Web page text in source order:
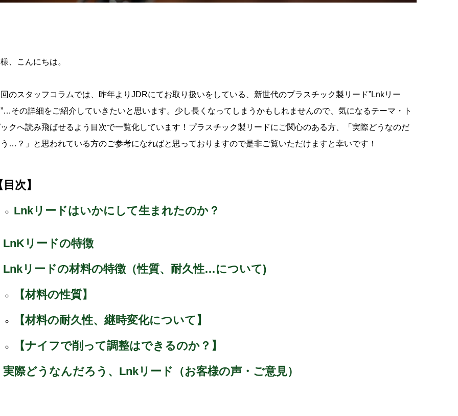
、こんにちは。
のスタッフコラムでは、昨年よりJDRにてお取り扱いをしている、新世代のプラスチック製リード”Lnkリー
その詳細をご紹介していきたいと思います。少し長くなってしまうかもしれませんので、気になるテーマ・ト
クへ読み飛ばせるよう目次で一覧化しています！プラスチック製リードにご関心のある方、「実際どうなのだ
…？」と思われている方のご参考になればと思っておりますので是非ご覧いただけますと幸いです！
次】
Lnkリードはいかにして生まれたのか？
LnKリードの特徴
Lnkリードの材料の特徴（性質、耐久性…について)
【材料の性質】
【材料の耐久性、継時変化について】
【ナイフで削って調整はできるのか？】
実際どうなんだろう、Lnkリード（お客様の声・ご意見）